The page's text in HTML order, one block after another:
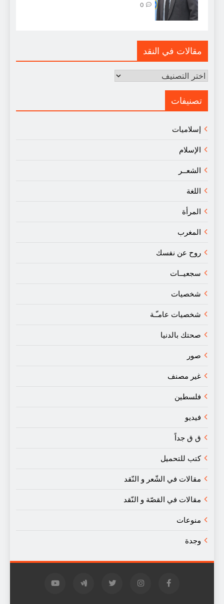
0
مقالات في النقد
مقالات
النقد
تصنيفات
إسلاميات
الإسلام
الشعــر
اللغة
المرأة
المغرب
روح عن نفسك
سجعيــات
شخصيات
شخصيات عامـّـة
صحتك بالدنيا
صور
غير مصنف
فلسطين
فيديو
ق ق جداً
كتب للتحميل
مقالات في الشّعر و النّقد
مقالات في القصّة و النّقد
منوعات
وجدة